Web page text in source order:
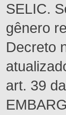
SELIC.
gênero
Decreto
art. 39